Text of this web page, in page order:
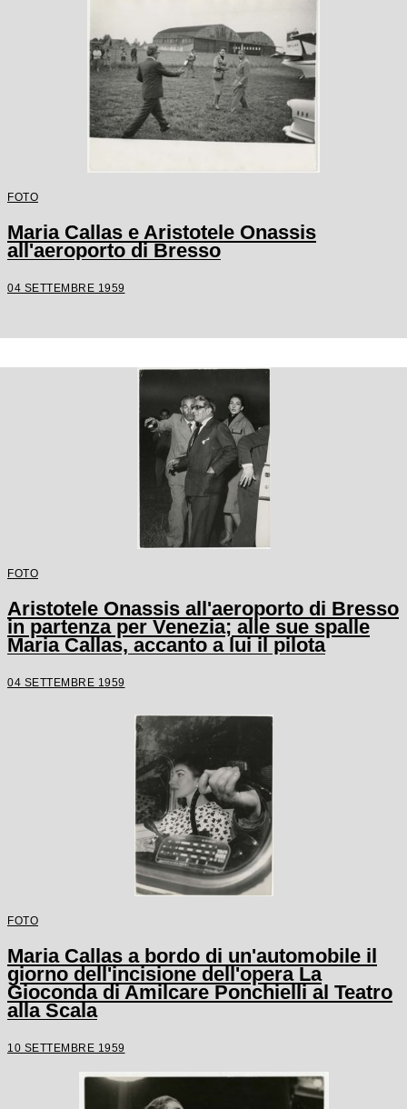
FOTO
Maria Callas e Aristotele Onassis
all'aeroporto di Bresso
04 SETTEMBRE 1959
FOTO
Aristotele Onassis all'aeroporto di Bresso
in partenza per Venezia; alle sue spalle
Maria Callas, accanto a lui il pilota
04 SETTEMBRE 1959
FOTO
Maria Callas a bordo di un'automobile il
giorno dell'incisione dell'opera La
Gioconda di Amilcare Ponchielli al Teatro
alla Scala
10 SETTEMBRE 1959